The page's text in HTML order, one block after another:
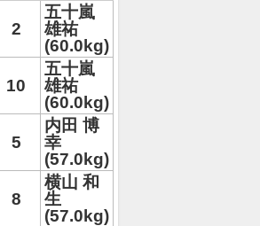
2
五十嵐
雄祐
(60.0kg)
10
五十嵐
雄祐
(60.0kg)
5
内田 博
幸
(57.0kg)
8
横山 和
生
(57.0kg)